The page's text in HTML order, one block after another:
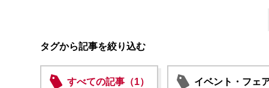
タグから記事を絞り込む
すべての記事（1） イベント・フェ